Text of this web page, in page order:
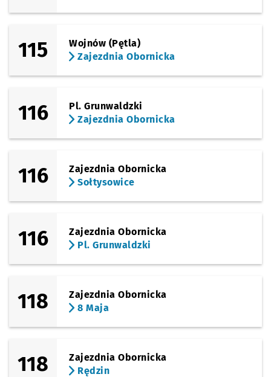
115
Wojnów (Pętla)
Zajezdnia Obornicka
116
Pl. Grunwaldzki
Zajezdnia Obornicka
116
Zajezdnia Obornicka
Sołtysowice
116
Zajezdnia Obornicka
Pl. Grunwaldzki
118
Zajezdnia Obornicka
8 Maja
118
Zajezdnia Obornicka
Rędzin